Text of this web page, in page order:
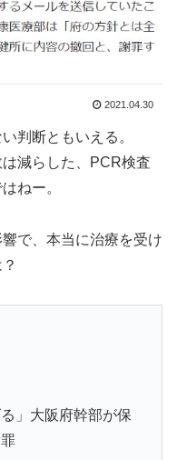
2021.04.30
判断ともいえる。
減らした、PCR検査
ねー。
で、本当に治療を受け
」大阪府幹部が保